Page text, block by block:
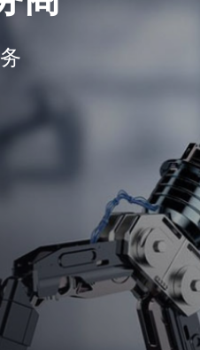
国际供应
供应链服务 |